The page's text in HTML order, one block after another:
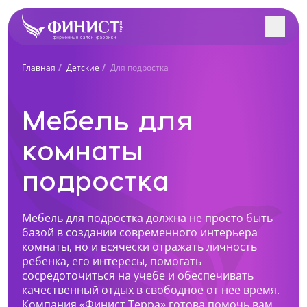
Главная Детские Для подростка
Мебель для
комнаты
подростка
Мебель для подростка должна не просто быть
базой в создании современного интерьера
комнаты, но и всячески отражать личность
ребенка, его интересы, помогать
сосредоточиться на учебе и обеспечивать
качественный отдых в свободное от нее время.
Все салоны
Нижний Тагил, Октябрьский проспект, 1
+7 (922) 223-48-83
Перейти
Нижний Тагил, пр. Ленина, 62
+7 (922) 202-28-40
Заполните форму, и наш
Учтем особенности вашего помещения и
интерьера. Разработаем индивидуальный проект
Ближайший к вам салон
Как к Вам обращаться?
Телефон